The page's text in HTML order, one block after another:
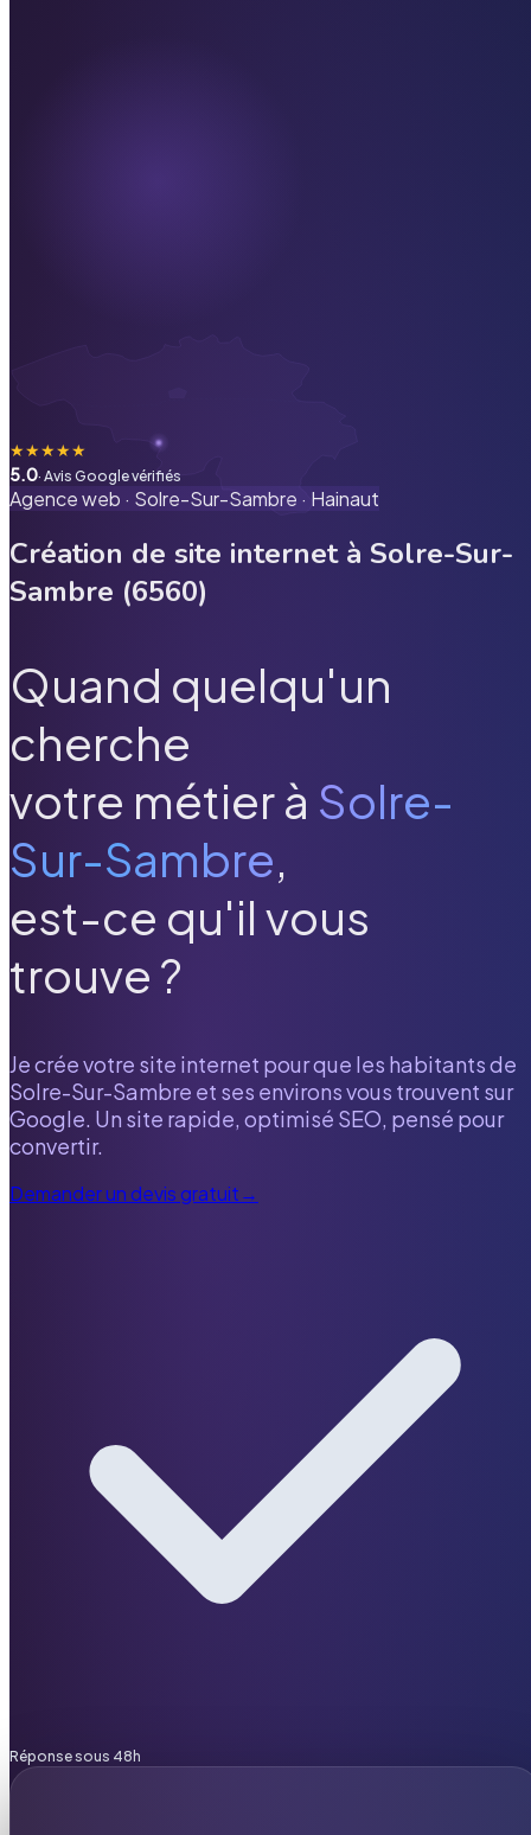
★★★★★
5.0· Avis Google vérifiés
Agence web · Solre-Sur-Sambre · Hainaut
Création de site internet à Solre-Sur-
Sambre (6560)
Quand quelqu'un
cherche
votre métier à Solre-
Sur-Sambre,
est-ce qu'il vous
trouve ?
Je crée votre site internet pour que les habitants de
Solre-Sur-Sambre et ses environs vous trouvent sur
Google. Un site rapide, optimisé SEO, pensé pour
convertir.
Demander un devis gratuit→
Réponse sous 48h